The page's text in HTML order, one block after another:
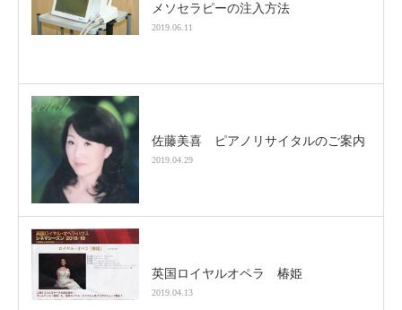
メソセラピーの注入方法
2019.06.11
佐藤美喜 ピアノリサイタルのご案内
2019.04.29
英国ロイヤルオペラ 椿姫
2019.04.13